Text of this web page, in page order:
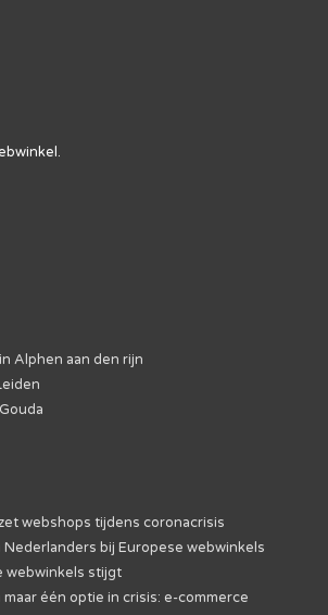
Alphen aan den rijn
webshops tijdens coronacrisis
Nederlanders bij Europese webwinkels
webwinkels stijgt
één optie in crisis: e-commerce